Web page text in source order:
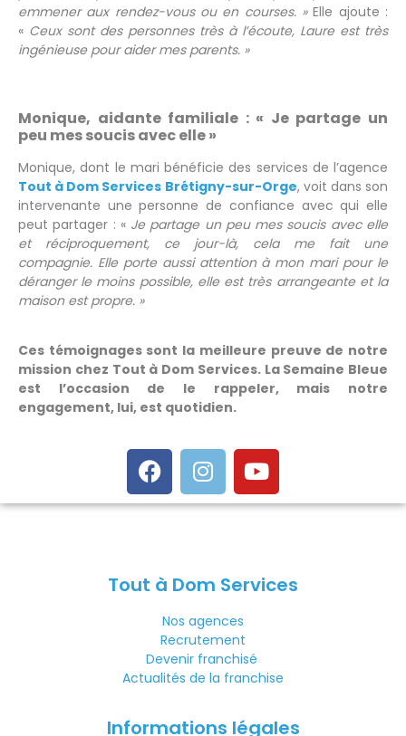
emmener aux rendez-vous ou en courses. »Elle ajoute :
« Ceux sont des personnes très à l’écoute, Laure est très
ingénieuse pour aider mes parents. »
Monique, aidante familiale : « Je partage un
peu mes soucis avec elle »
Monique, dont le mari bénéficie des services de l’agence
Tout à Dom Services Brétigny-sur-Orge, voit dans son
intervenante une personne de confiance avec qui elle
peut partager : « Je partage un peu mes soucis avec elle
et réciproquement, ce jour-là, cela me fait une
compagnie. Elle porte aussi attention à mon mari pour le
déranger le moins possible, elle est très arrangeante et la
maison est propre. »
Ces témoignages sont la meilleure preuve de notre
mission chez Tout à Dom Services. La Semaine Bleue
est l’occasion de le rappeler, mais notre
engagement, lui, est quotidien.
Tout à Dom Services
Nos agences
Recrutement
Devenir franchisé
Actualités de la franchise
Informations légales